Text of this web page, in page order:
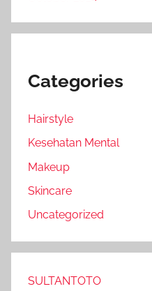
Categories
Hairstyle
Kesehatan Mental
Makeup
Skincare
Uncategorized
SULTANTOTO